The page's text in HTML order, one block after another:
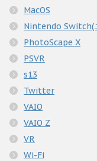
MacOS
Nintendo Switch(
PhotoScape X
PSVR
s13
Twitter
VAIO
VAIO Z
VR
Wi-Fi